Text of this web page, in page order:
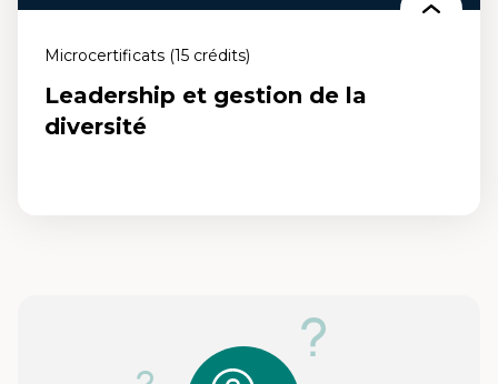
Microcertificats (15 crédits)
Leadership et gestion de la
diversité
des compétences en analyse des enjeux de diversité, en
communication interculturelle, en gestion de conflits et en
élaboration de stratégies d’équité, diversité et d’inclusion.